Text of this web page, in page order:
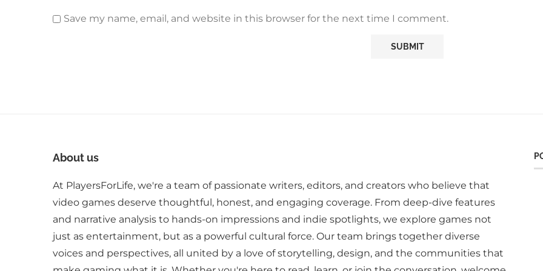
Save my name, email, and website in this browser for the next time I comment.
About us
At PlayersForLife, we're a team of passionate writers, editors, and creators who believe that
video games deserve thoughtful, honest, and engaging coverage. From deep-dive features
and narrative analysis to hands-on impressions and indie spotlights, we explore games not
just as entertainment, but as a powerful cultural force. Our team brings together diverse
voices and perspectives, all united by a love of storytelling, design, and the communities that